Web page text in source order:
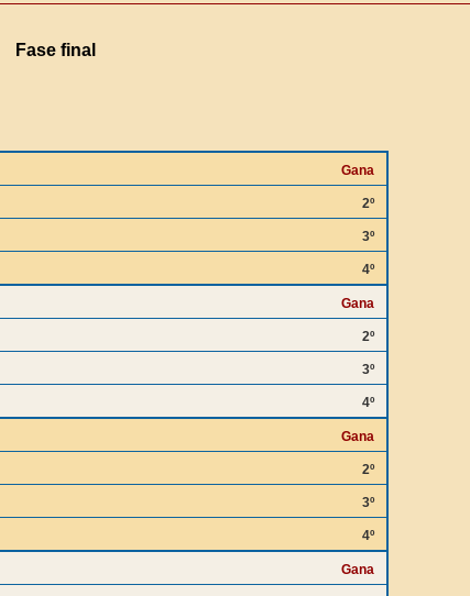
Fase final
Gana
2º
3º
4º
Gana
2º
3º
4º
Gana
2º
3º
4º
Gana